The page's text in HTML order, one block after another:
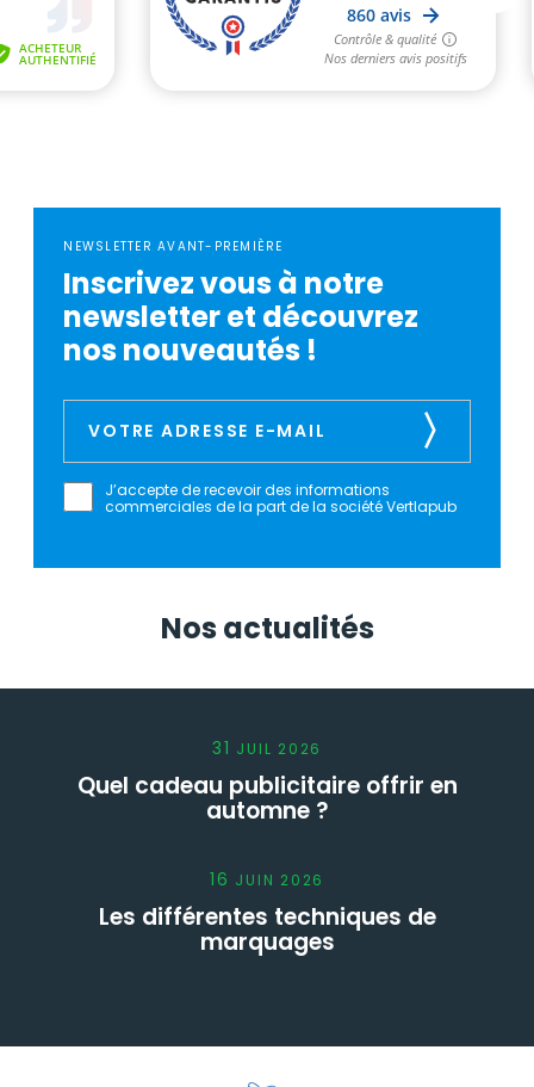
NEWSLETTER AVANT-PREMIÈRE
Inscrivez vous à notre
newsletter et découvrez
nos nouveautés !
J’accepte de recevoir des informations
commerciales de la part de la société Vertlapub
Nos actualités
31 JUIL 2026
Quel cadeau publicitaire offrir en
automne ?
16 JUIN 2026
Les différentes techniques de
marquages